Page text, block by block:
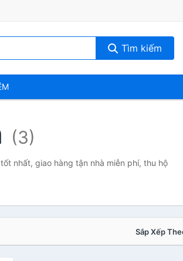
Tìm kiếm
(3)
nhất, giao hàng tận nhà miễn phí, thu hộ
Sắp Xếp